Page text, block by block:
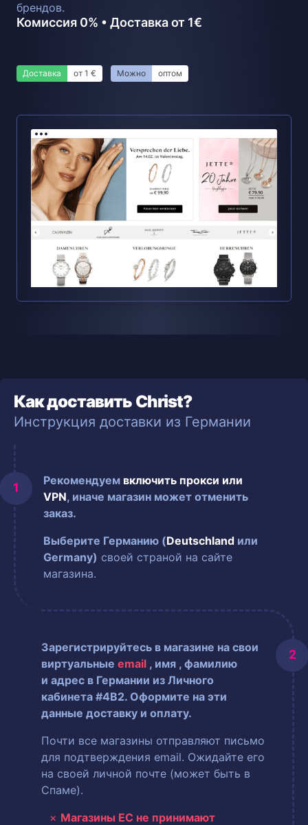
брендов.
Комиссия 0% • Доставка от 1€
Доставка от 1 € Можно оптом
Как доставить Christ?
Инструкция доставки из Германии
Рекомендуем включить прокси или
VPN, иначе магазин может отменить
заказ.
Выберите Германию (Deutschland или
Germany) своей страной на сайте
магазина.
Зарегистрируйтесь в магазине на свои
виртуальные email , имя , фамилию
и адрес в Германии из Личного
кабинета #4B2. Оформите на эти
данные доставку и оплату.
Почти все магазины отправляют письмо
для подтверждения email. Ожидайте его
на своей личной почте (может быть в
Спаме).
Магазины ЕС не принимают